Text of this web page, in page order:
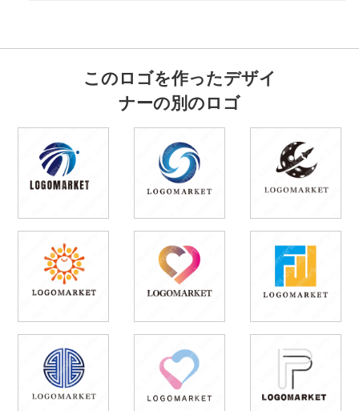
このロゴを作ったデザイ
ナーの別のロゴ